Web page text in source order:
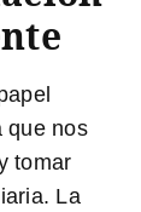
que nos
tomar
La